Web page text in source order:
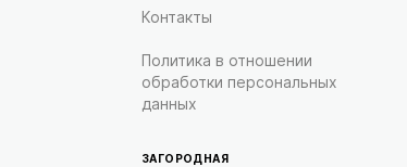
Контакты
Политика в отношении
обработки персональных
данных
ЗАГОРОДНАЯ